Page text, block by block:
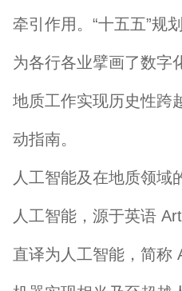
牵引作用。“十五五”规
为各行各业擘画了数字
地质工作实现历史性跨
动指南。
人工智能及在地质领域
人工智能，源于英语
直译为人工智能，简称